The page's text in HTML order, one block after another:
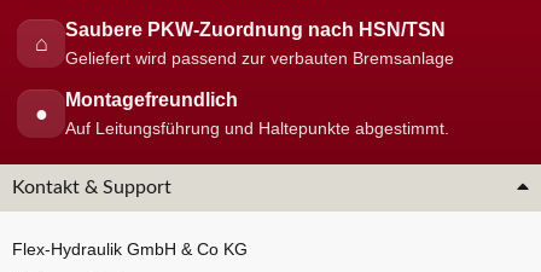
⌂
Saubere PKW-Zuordnung nach HSN/TSN
Geliefert wird passend zur verbauten Bremsanlage
●
Montagefreundlich
Auf Leitungsführung und Haltepunkte abgestimmt.
Kontakt & Support
Flex-Hydraulik GmbH & Co KG